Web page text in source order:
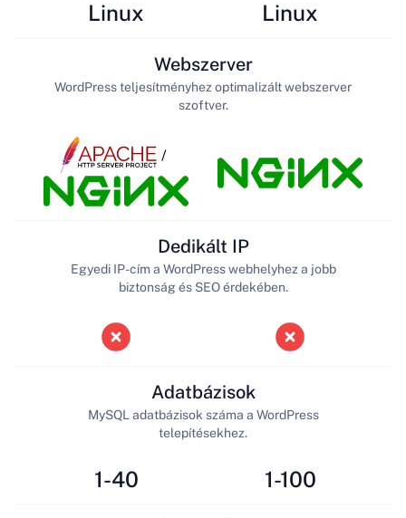
Linux Linux
/
Webszerver
WordPress teljesítményhez optimalizált webszerver
szoftver.
Dedikált IP
Egyedi IP-cím a WordPress webhelyhez a jobb
biztonság és SEO érdekében.
1-40
Adatbázisok
MySQL adatbázisok száma a WordPress
telepítésekhez.
1-100